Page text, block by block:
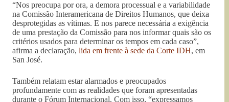
“Nos preocupa por ora, a demora processual e a variabilidade
na Comissão Interamericana de Direitos Humanos, que deixa
desprotegidas as vítimas. E nos parece necessária a exigência
de uma prestação da Comissão para nos informar quais são os
critérios usados ​​para determinar os tempos em cada caso”,
afirma a declaração, lida em frente à sede da Corte IDH, em
San José.
Também relatam estar alarmados e preocupados
profundamente com as realidades que foram apresentadas
durante o Fórum Internacional. Com isso, “expressamos